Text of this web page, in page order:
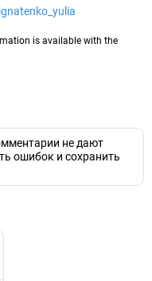
is available with the
не дают
ошибок и сохранить